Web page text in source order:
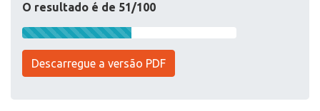
O resultado é de 51/100
Descarregue a versão PDF